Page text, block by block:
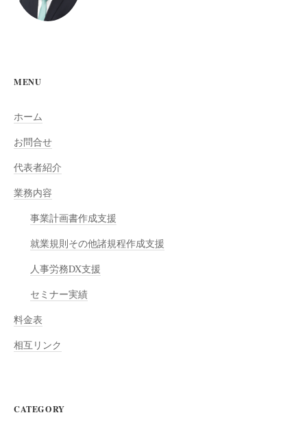
MENU
ホーム
お問合せ
代表者紹介
業務内容
事業計画書作成支援
就業規則その他諸規程作成支援
人事労務DX支援
セミナー実績
料金表
相互リンク
CATEGORY